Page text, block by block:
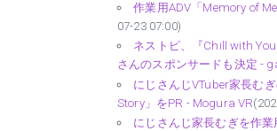
作業用ADV「Memory of
07-23 07:00)
ネストピ、『Chill with
さんのスポンサードも決定 -
にじさんじVTuber家長む
Story」をPR - Mogura VR
にじさんじ家長むぎを作